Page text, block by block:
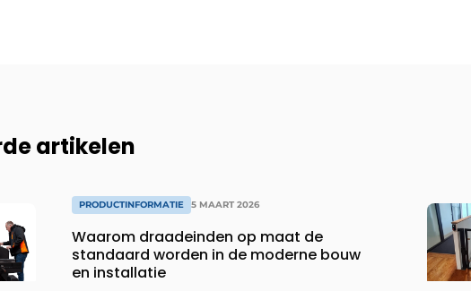
artikelen
PRODUCTINFORMATIE 5 MAART 2026
Waarom draadeinden op maat de
standaard worden in de moderne bouw
en installatie